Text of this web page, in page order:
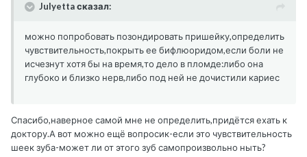
Julyetta сказал:
можно попробовать позондировать пришейку,определить
чувствительность,покрыть ее бифлюоридом,если боли не
исчезнут хотя бы на время,то дело в пломде:либо она
глубоко и близко нерв,либо под ней не дочистили кариес
Спасибо,наверное самой мне не определить,придётся ехать к
доктору.А вот можно ещё вопросик-если это чувствительность
шеек зуба-может ли от этого зуб самопроизвольно ныть?